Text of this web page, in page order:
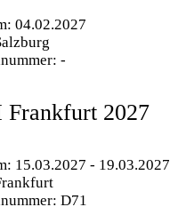
04.02.2027
-
Frankfurt 2027
15.03.2027 - 19.03.2027
D71